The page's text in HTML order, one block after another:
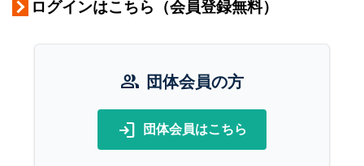
ログインはこちら（会員登録無料）
group 団体会員の方
login 団体会員はこちら